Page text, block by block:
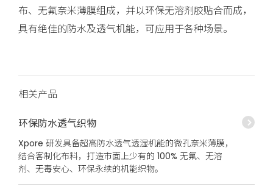
布、无氟奈米薄膜组成，并以环保无溶剂胶贴合而成，
具有绝佳的防水及透气机能，可应用于各种场景。
相关产品
环保防水透气织物
Xpore 研发具备超高防水透气透湿机能的微孔奈米薄膜，
结合客制化布料，打造市面上少有的 100% 无氟、无溶
剂、无毒安心、环保永续的机能织物。